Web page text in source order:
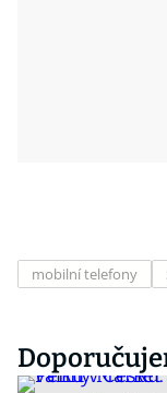
mobilní telefony